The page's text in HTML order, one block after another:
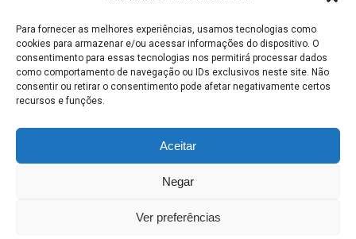
Para fornecer as melhores experiências, usamos tecnologias como
cookies para armazenar e/ou acessar informações do dispositivo. O
consentimento para essas tecnologias nos permitirá processar dados
como comportamento de navegação ou IDs exclusivos neste site. Não
consentir ou retirar o consentimento pode afetar negativamente certos
recursos e funções.
Aceitar
Negar
Ver preferências
MAPA DO SITE
SEDE DO ADMINISTRATIVO MUNICIPAL - Avenida